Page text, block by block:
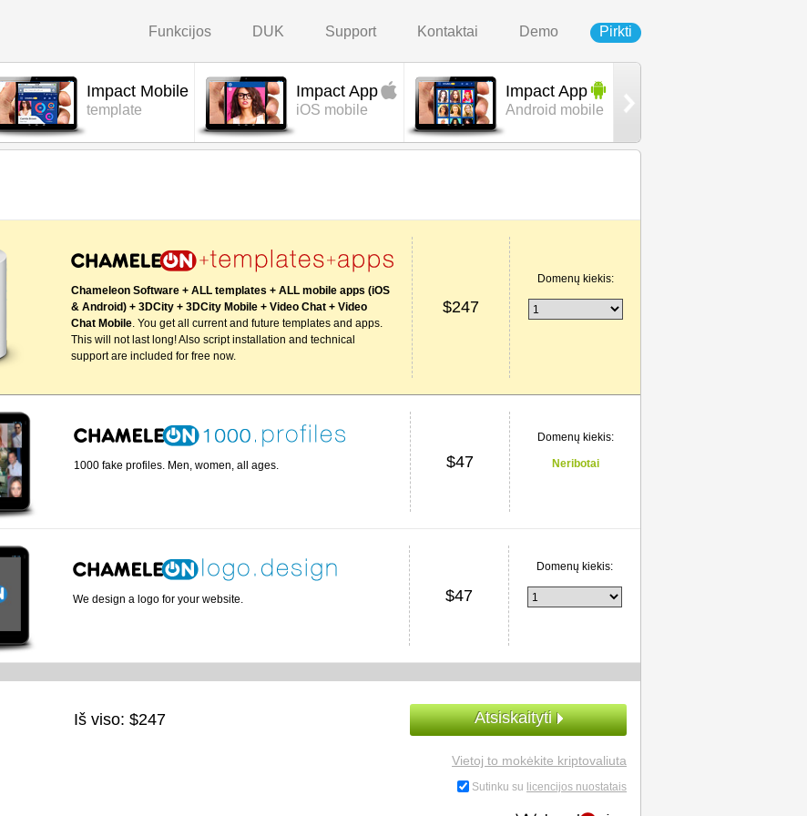
Funkcijos DUK Support Kontaktai Demo Pirkti
Impact Mobile
template
Impact App
iOS mobile
Impact App
Android mobile
Chameleon Software + ALL templates + ALL mobile apps (iOS
& Android) + 3DCity + 3DCity Mobile + Video Chat + Video
Chat Mobile. You get all current and future templates and apps.
This will not last long! Also script installation and technical
support are included for free now.
$247
Domenų kiekis:
1000 fake profiles. Men, women, all ages. $47
Domenų kiekis:
Neribotai
We design a logo for your website. $47
Domenų kiekis:
Iš viso: $247 Atsiskaityti
Vietoj to mokėkite kriptovaliuta
Sutinku su licencijos nuostatais